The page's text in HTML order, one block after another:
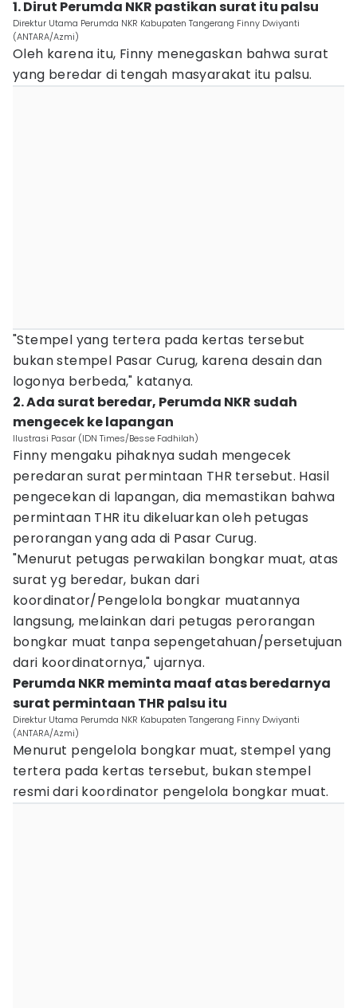
1. Dirut Perumda NKR pastikan surat itu palsu
Direktur Utama Perumda NKR Kabupaten Tangerang Finny Dwiyanti
(ANTARA/Azmi)
Oleh karena itu, Finny menegaskan bahwa surat
yang beredar di tengah masyarakat itu palsu.
"Stempel yang tertera pada kertas tersebut
bukan stempel Pasar Curug, karena desain dan
logonya berbeda," katanya.
2. Ada surat beredar, Perumda NKR sudah
mengecek ke lapangan
Ilustrasi Pasar (IDN Times/Besse Fadhilah)
Finny mengaku pihaknya sudah mengecek
peredaran surat permintaan THR tersebut. Hasil
pengecekan di lapangan, dia memastikan bahwa
permintaan THR itu dikeluarkan oleh petugas
perorangan yang ada di Pasar Curug.
"Menurut petugas perwakilan bongkar muat, atas
surat yg beredar, bukan dari
koordinator/Pengelola bongkar muatannya
langsung, melainkan dari petugas perorangan
bongkar muat tanpa sepengetahuan/persetujuan
dari koordinatornya," ujarnya.
Perumda NKR meminta maaf atas beredarnya
surat permintaan THR palsu itu
Direktur Utama Perumda NKR Kabupaten Tangerang Finny Dwiyanti
(ANTARA/Azmi)
Menurut pengelola bongkar muat, stempel yang
tertera pada kertas tersebut, bukan stempel
resmi dari koordinator pengelola bongkar muat.